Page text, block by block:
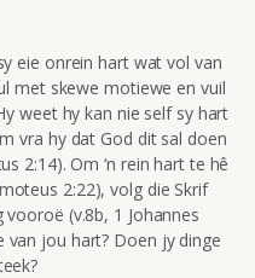
eie onrein hart wat vol van
met skewe motiewe en vuil
weet hy kan nie self sy hart
vra hy dat God dit sal doen
2:14). Om ‘n rein hart te hê
2:22), volg die Skrif
(v.8b, 1 Johannes
van jou hart? Doen jy dinge